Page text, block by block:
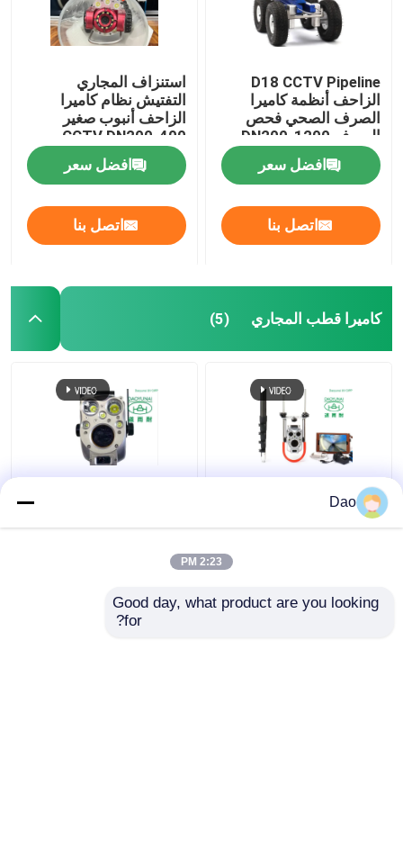
D18 CCTV Pipeline
الزاحف أنظمة كاميرا
الصرف الصحي فحص
الصرف DN200-1200
افضل سعر
اتصل بنا
استنزاف المجاري
التفتيش نظام كاميرا
الزاحف أنبوب صغير
CCTV DN200-400
افضل سعر
اتصل بنا
كاميرا قطب المجاري (5)
كاميرا فحص العمود
التلسكوبي لنظام فحص
الصرف مياه العواصف
Dao
2:23 PM
Good day, what product are you looking
for?